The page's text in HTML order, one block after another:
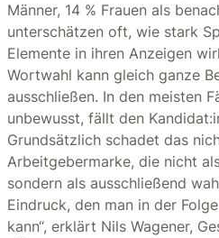
Männer, 14 % Frauen als
unterschätzen oft, wie stark
Elemente in ihren Anzeigen
Wortwahl kann gleich ganze
ausschließen. In den meisten
unbewusst, fällt den
Grundsätzlich schadet das
Arbeitgebermarke, die nicht
sondern als ausschließend
Eindruck, den man in der
kann“, erklärt Nils Wagener,